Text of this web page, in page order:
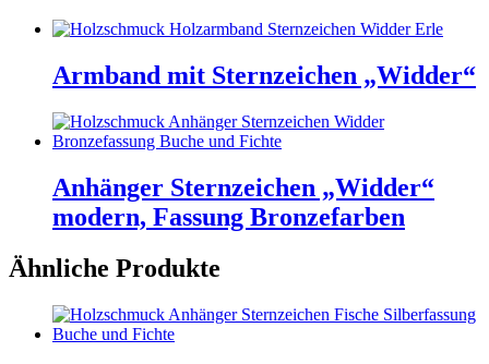
Armband mit Sternzeichen „Widder“
Anhänger Sternzeichen „Widder“
modern, Fassung Bronzefarben
Ähnliche Produkte